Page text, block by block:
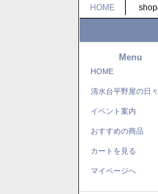
HOME
Menu
HOME
清水台平野屋の日々
イベント案内
おすすめの商品
カートを見る
マイページへ